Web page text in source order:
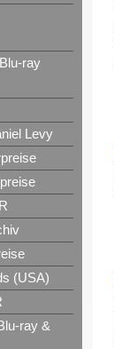
ray
Levy
(USA)
ray &